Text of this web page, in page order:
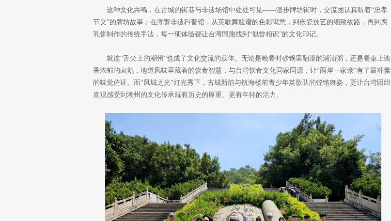
这种文化共鸣，在古城的街巷与非遗场馆中处处可见——漫步牌坊街时，交流团认真听着“忠孝
节义”的牌坊故事；在潮響非遗科普馆，从英歌舞脸谱的色彩寓意，到嵌瓷技艺的细致纹路，再到腐
乳饼制作的传统手法，每一项体验都让台湾同胞找到“似曾相识”的文化印记。
就连“舌尖上的潮州”也成了文化交流的载体。无论是晚餐时砂锅里翻滚的潮汕粥，还是餐桌上酱
香浓郁的卤鹅，地道风味里藏着的饮食智慧，与台湾饮食文化同家同源，让“两岸一家亲”有了最朴素
的味觉佐证。而“凤城之光”灯光秀下，古城新韵与镇海楼前青少年英歌队的铿锵舞姿，更让台湾团组
直观感受到潮州的文化传承既有历史的厚重、更有年轻的活力。